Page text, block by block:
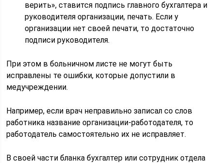
верить», ставится подпись главного бухгалтера и
руководителя организации, печать. Если у
организации нет своей печати, то достаточно
подписи руководителя.
При этом в больничном листе не могут быть
исправлены те ошибки, которые допустили в
медучреждении.
Например, если врач неправильно записал со слов
работника название организации-работодателя, то
работодатель самостоятельно их не исправляет.
В своей части бланка бухгалтер или сотрудник отдела